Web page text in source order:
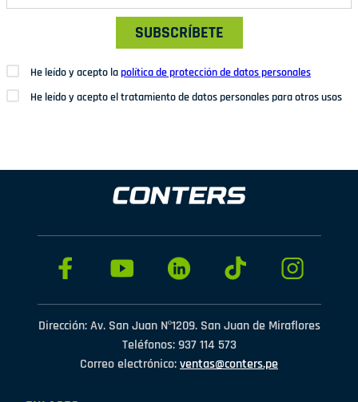
SUBSCRÍBETE
He leído y acepto lapolítica de protección de datos personales
He leído y acepto el tratamiento de datos personales para otros usos
Dirección: Av. San Juan Nº1209. San Juan de Miraflores
Teléfonos: 937 114 573
Correo electrónico:ventas@conters.pe